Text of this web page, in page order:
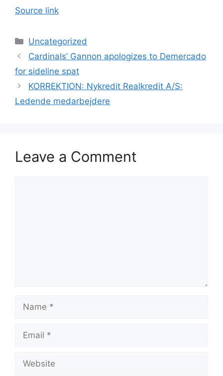
Source link
Categories
Uncategorized
Cardinals’ Gannon apologizes to Demercado
for sideline spat
KORREKTION: Nykredit Realkredit A/S:
Ledende medarbejdere
Leave a Comment